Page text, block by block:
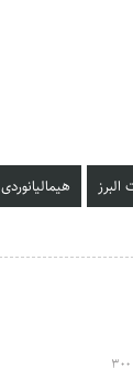
البرز هیمالیانوردی
300